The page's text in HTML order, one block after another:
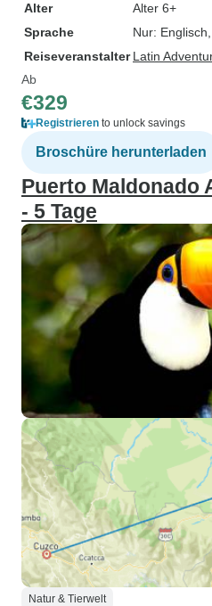
Alter
Alter 6+
Sprache
Nur:
Reiseveranstalter Latin
Ab
€329
Registrieren to unlock savings
Broschüre herunterladen
Puerto Maldonado
- 5 Tage
Natur & Tierwelt